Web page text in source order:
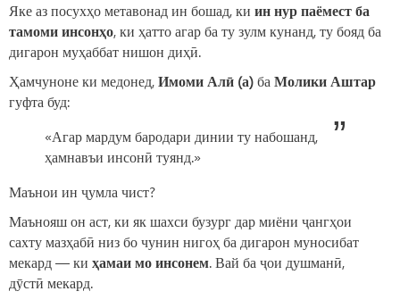
Яке аз посухҳо метавонад ин бошад, ки ин нур паёмест ба
тамоми инсонҳо, ки ҳатто агар ба ту зулм кунанд, ту бояд ба
дигарон муҳаббат нишон диҳӣ.
Ҳамчуноне ки медонед,Имоми Алӣ (а)баМолики Аштар
гуфта буд:
«Агар мардум бародари динии ту набошанд,
ҳамнавъи инсонӣ туянд.»
Маънои ин ҷумла чист?
Маънояш он аст, ки як шахси бузург дар миёни ҷангҳои
сахту мазҳабӣ низ бо чунин нигоҳ ба дигарон муносибат
мекард — ки ҳамаи мо инсонем. Вай ба ҷои душманӣ,
дӯстӣ мекард.